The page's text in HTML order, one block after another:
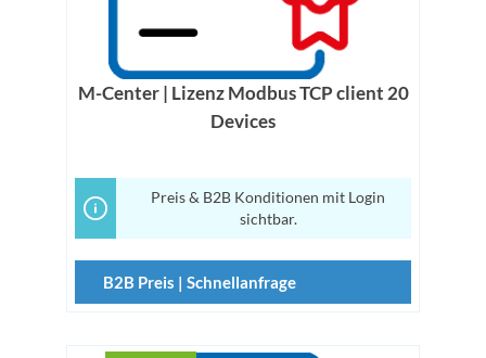
M-Center | Lizenz Modbus TCP client 20
Devices
Preis & B2B Konditionen mit Login
sichtbar.
B2B Preis | Schnellanfrage